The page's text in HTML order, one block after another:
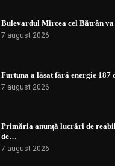
Bulevardul Mircea cel Bătrân
7 august 2026
Furtuna a lăsat fără energie
7 august 2026
Primăria anunță lucrări de
de…
7 august 2026